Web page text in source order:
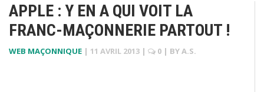
APPLE : Y EN A QUI VOIT LA
FRANC-MAÇONNERIE PARTOUT !
WEB MAÇONNIQUE | 11 AVRIL 2013 | 0 | BYA.S.